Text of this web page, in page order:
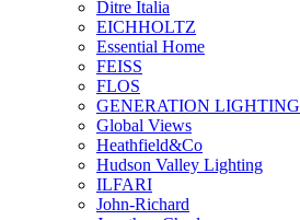
Ditre Italia
EICHHOLTZ
Essential Home
FEISS
FLOS
GENERATION LIGHTING
Global Views
Heathfield&Co
Hudson Valley Lighting
ILFARI
John-Richard